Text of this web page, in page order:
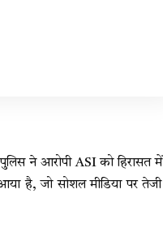
ने आरोपी ASI को हिरासत
है, जो सोशल मीडिया पर